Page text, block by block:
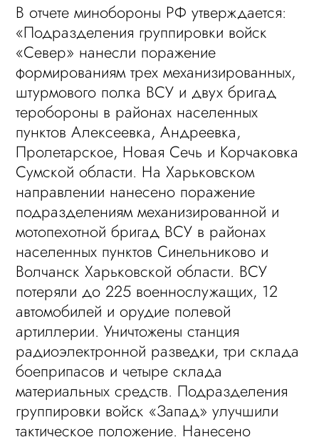
В отчете минобороны РФ утверждается:
«Подразделения группировки войск
«Север» нанесли поражение
формированиям трех механизированных,
штурмового полка ВСУ и двух бригад
теробороны в районах населенных
пунктов Алексеевка, Андреевка,
Пролетарское, Новая Сечь и Корчаковка
Сумской области. На Харьковском
направлении нанесено поражение
подразделениям механизированной и
мотопехотной бригад ВСУ в районах
населенных пунктов Синельниково и
Волчанск Харьковской области. ВСУ
потеряли до 225 военнослужащих, 12
автомобилей и орудие полевой
артиллерии. Уничтожены станция
радиоэлектронной разведки, три склада
боеприпасов и четыре склада
материальных средств. Подразделения
группировки войск «Запад» улучшили
тактическое положение. Нанесено